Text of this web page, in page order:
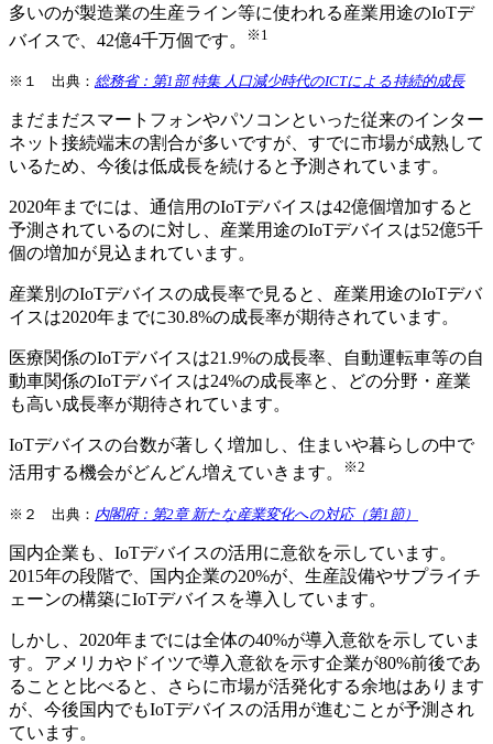
多いのが製造業の生産ライン等に使われる産業用途のIoTデ
バイスで、42億4千万個です。
※1
※１ 出典： 総務省：第1部 特集 人口減少時代のICTによる持続的成長
まだまだスマートフォンやパソコンといった従来のインター
ネット接続端末の割合が多いですが、すでに市場が成熟して
いるため、今後は低成長を続けると予測されています。
2020年までには、通信用のIoTデバイスは42億個増加すると
予測されているのに対し、産業用途のIoTデバイスは52億5千
個の増加が見込まれています。
産業別のIoTデバイスの成長率で見ると、産業用途のIoTデバ
イスは2020年までに30.8%の成長率が期待されています。
医療関係のIoTデバイスは21.9%の成長率、自動運転車等の自
動車関係のIoTデバイスは24%の成長率と、どの分野・産業
も高い成長率が期待されています。
IoTデバイスの台数が著しく増加し、住まいや暮らしの中で
活用する機会がどんどん増えていきます。
※2
※２ 出典： 内閣府：第2章 新たな産業変化への対応（第1節）
国内企業も、IoTデバイスの活用に意欲を示しています。
2015年の段階で、国内企業の20%が、生産設備やサプライチ
ェーンの構築にIoTデバイスを導入しています。
しかし、2020年までには全体の40%が導入意欲を示していま
す。アメリカやドイツで導入意欲を示す企業が80%前後であ
ることと比べると、さらに市場が活発化する余地はあります
が、今後国内でもIoTデバイスの活用が進むことが予測され
ています。